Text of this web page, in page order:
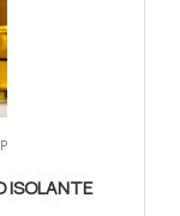
ISOLANTE